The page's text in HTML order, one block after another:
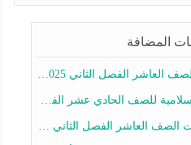
المضافة
الفصل الثاني 2025-2026
الحادي عشر الفصل الثاني 2025-2026
العاشر الفصل الثاني 2025-2026